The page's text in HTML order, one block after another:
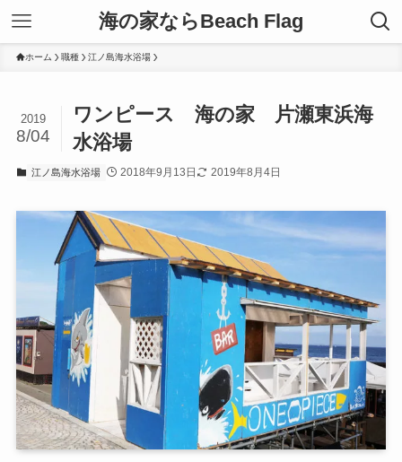
海の家ならBeach Flag
ホーム 職種 江ノ島海水浴場
ワンピース 海の家 片瀬東浜海
水浴場
2019
8/04
江ノ島海水浴場 2018年9月13日 2019年8月4日